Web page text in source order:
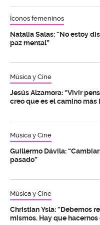
Íconos femeninos
Natalia Salas: “No estoy
paz mental”
Música y Cine
Jesús Alzamora: “Vivir
creo que es el camino más
Música y Cine
Guillermo Dávila:
pasado”
Música y Cine
Christian Ysla: “Debemos
mismos. Hay que hacernos